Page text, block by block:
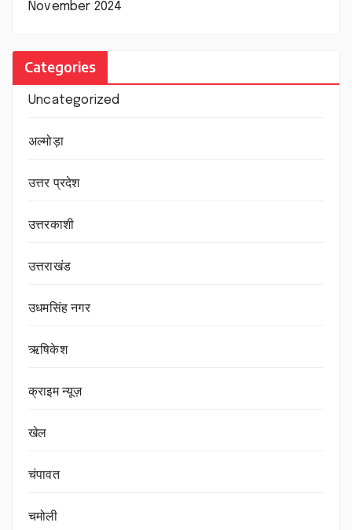
November 2024
Categories
Uncategorized
अल्मोड़ा
उत्तर प्रदेश
उत्तरकाशी
उत्तराखंड
उधमसिंह नगर
ऋषिकेश
क्राइम न्यूज़
खेल
चंपावत
चमोली